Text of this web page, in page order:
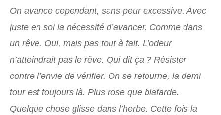
On avance cependant, sans peur excessive. Avec
juste en soi la nécessité d’avancer. Comme dans
un rêve. Oui, mais pas tout à fait. L’odeur
n’atteindrait pas le rêve. Qui dit ça ? Résister
contre l’envie de vérifier. On se retourne, la demi-
tour est toujours là. Plus rose que blafarde.
Quelque chose glisse dans l’herbe. Cette fois la